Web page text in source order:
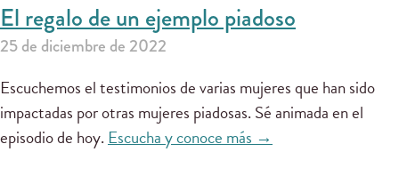
El regalo de un ejemplo piadoso
25 de diciembre de 2022
Escuchemos el testimonios de varias mujeres que han sido
impactadas por otras mujeres piadosas. Sé animada en el
episodio de hoy.Escucha y conoce más →